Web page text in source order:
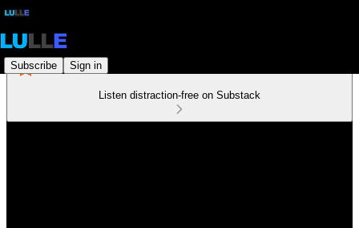
Subscribe Sign in
Listen distraction-free on Substack